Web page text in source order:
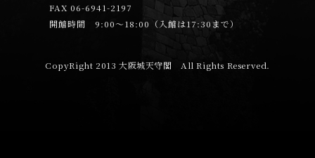
FAX 06-6941-2197
開館時間 9:00～18:00（入館は17:30まで）
CopyRight 2013 大阪城天守閣 All Rights Reserved.